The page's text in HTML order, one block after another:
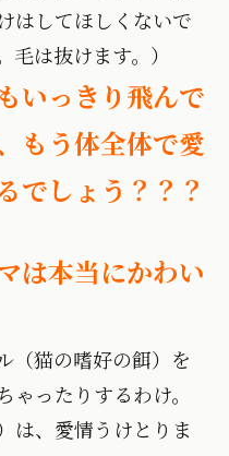
はしてほしくないで
は抜けます。）
いっきり飛んで
もう体全体で愛
でしょう？？？
は本当にかわい
（猫の嗜好の餌）を
ったりするわけ。
は、愛情うけとりま